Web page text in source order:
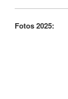
Fotos 2025: